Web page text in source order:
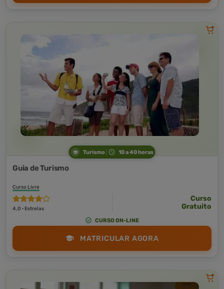
Turismo 10 a 40 horas
Guia de Turismo
Curso Livre
4,0 · Estrelas
Curso
Gratuito
CURSO ON-LINE
MATRICULAR AGORA